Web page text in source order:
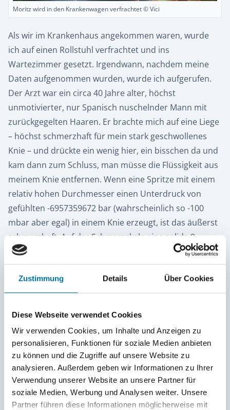
Zustimmung Details Über Cookies
Diese Webseite verwendet Cookies
Wir verwenden Cookies, um Inhalte und Anzeigen zu
personalisieren, Funktionen für soziale Medien anbieten
zu können und die Zugriffe auf unsere Website zu
analysieren. Außerdem geben wir Informationen zu Ihrer
Verwendung unserer Website an unsere Partner für
soziale Medien, Werbung und Analysen weiter. Unsere
Partner führen diese Informationen möglicherweise mit
Moritz wird in den Krankenwagen verfrachtet © Vici
Als wir im Krankenhaus angekommen waren, wurde
ich auf einen Rollstuhl verfrachtet und ins
Wartezimmer gesetzt. Irgendwann, nachdem meine
Daten aufgenommen wurden, wurde ich aufgerufen.
Der Arzt war ein circa 40 Jahre alter, höchst
unmotivierter, nur Spanisch nuschelnder Mann mit
zurückgegelten Haaren. Er brachte mich auf eine Liege
– höchst schmerzhaft für mein stark geschwollenes
Knie – und drückte ein wenig hier, ein bisschen da und
kam dann zum Schluss, man müsse die Flüssigkeit aus
meinem Knie entfernen. Wenn eine Spritze mit einem
relativ hohen Durchmesser einen Unterdruck von
gefühlten -6957359672 bar (wahrscheinlich so -100
mbar aber egal) in einem Knie erzeugt, ist das äußerst
schmerzhaft. Auf der Schmerzskala eine solide 9,
meiner Meinung nach.
(Zum Verständnis für Männer: Ungefähr so
schmerzhaft wie als würde euch ein Baseball direkt in
die Hoden fliegen. Und das dann für drei Minuten. Zum